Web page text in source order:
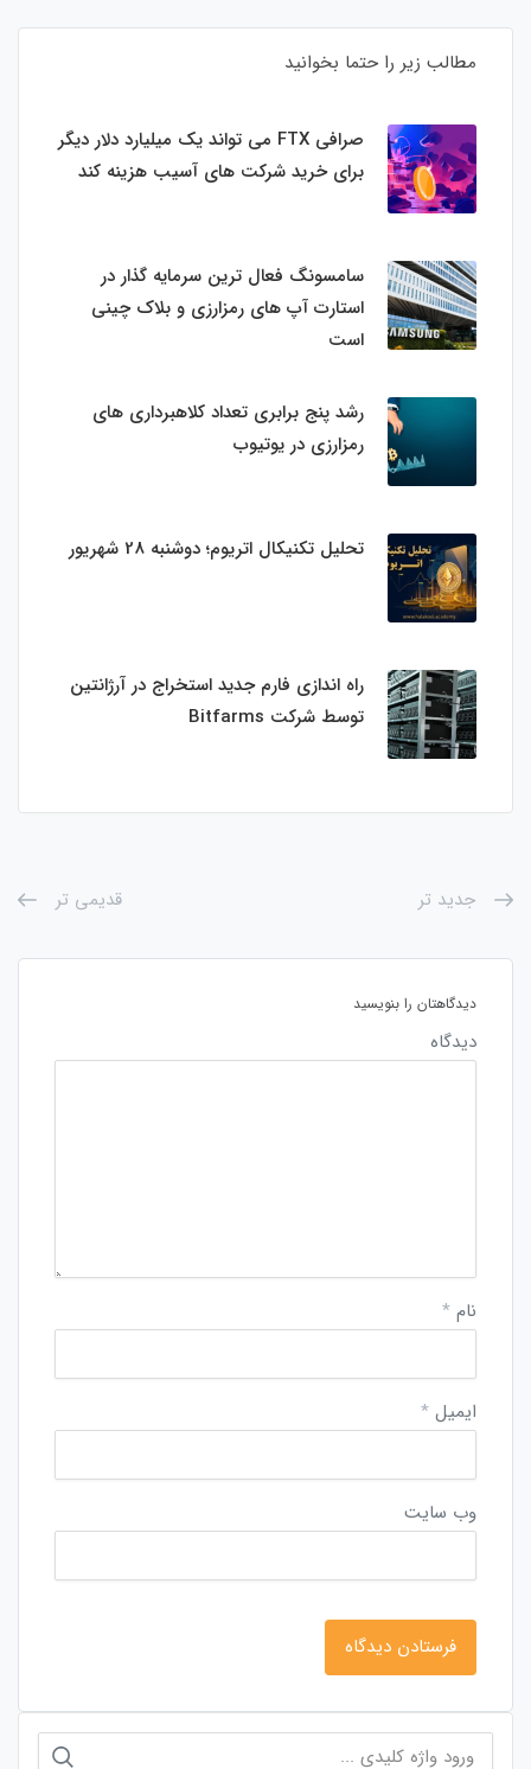
مطالب زیر را حتما بخوانید
صرافی FTX می تواند یک میلیارد دلار دیگر
برای خرید شرکت های آسیب هزینه کند
سامسونگ فعال‌ ترین سرمایه‌ گذار در
استارت‌ آپ‌ های رمزارزی و بلاک چینی
است
رشد پنج برابری تعداد کلاهبرداری های
رمزارزی در یوتیوب
تحلیل تکنیکال اتریوم؛ دوشنبه 28 شهریور
راه اندازی فارم جدید استخراج در آرژانتین
توسط شرکت Bitfarms
جدید تر قدیمی تر
دیدگاهتان را بنویسید
دیدگاه
نام *
ایمیل *
وب‌ سایت